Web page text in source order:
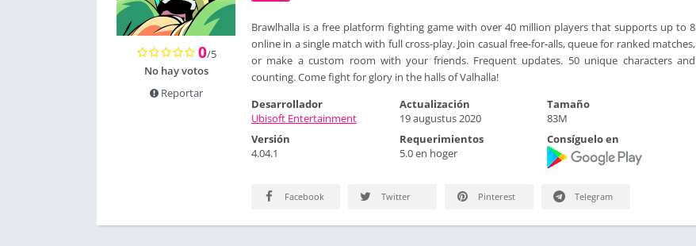
Brawlhalla is a free platform fighting game with over 40 million players that supports up to 8
online in a single match with full cross-play. Join casual free-for-alls, queue for ranked matches,
or make a custom room with your friends. Frequent updates. 50 unique characters and
counting. Come fight for glory in the halls of Valhalla!
0/5
No hay votos
Reportar
Desarrollador
Ubisoft Entertainment
Actualización
19 augustus 2020
Tamaño
83M
Versión
4.04.1
Requerimientos
5.0 en hoger
Consíguelo en
Facebook Twitter Pinterest Telegram